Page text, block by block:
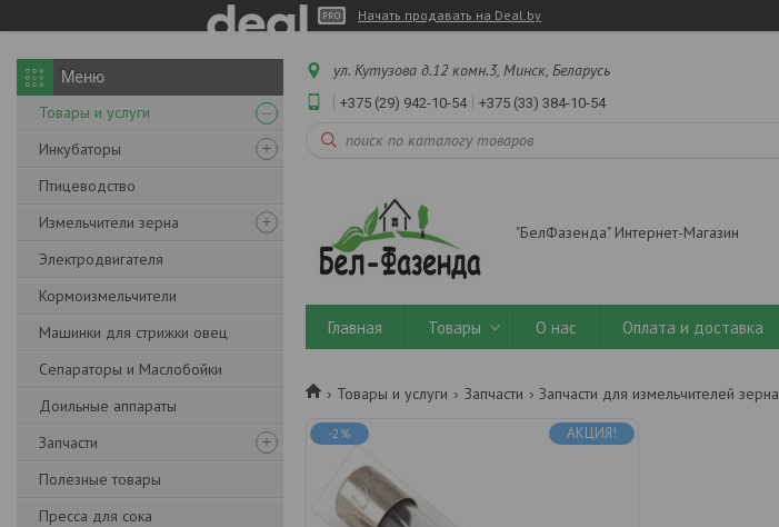
Начать продавать на Deal.by
Товары и услуги
Инкубаторы
Птицеводство
Измельчители зерна
Электродвигателя
Кормоизмельчители
Машинки для стрижки овец
Сепараторы и Маслобойки
Доильные аппараты
Запчасти
Полезные товары
Пресса для сока
ул. Кутузова д.12 комн.3, Минск, Беларусь
+375 (29) 942-10-54 +375 (33) 384-10-54
"БелФазенда" Интернет-Магазин
Главная Товары О нас Оплата и доставка
Товары и услуги Запчасти Запчасти для измельчителей зерна
АКЦИЯ!
-2%